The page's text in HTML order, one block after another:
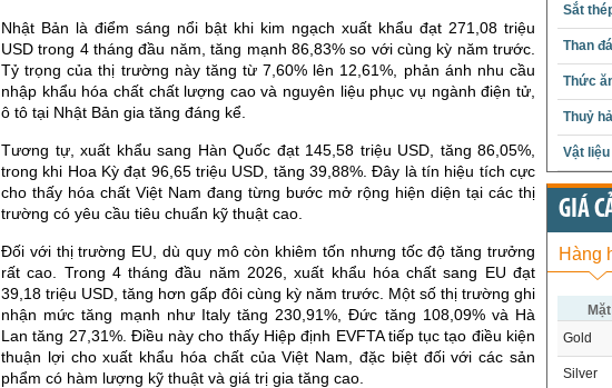
Nhật Bản là điểm sáng nổi bật khi kim ngạch xuất khẩu đạt 271,08 triệu
USD trong 4 tháng đầu năm, tăng mạnh 86,83% so với cùng kỳ năm trước.
Tỷ trọng của thị trường này tăng từ 7,60% lên 12,61%, phản ánh nhu cầu
nhập khẩu hóa chất chất lượng cao và nguyên liệu phục vụ ngành điện tử,
ô tô tại Nhật Bản gia tăng đáng kể.
Tương tự, xuất khẩu sang Hàn Quốc đạt 145,58 triệu USD, tăng 86,05%,
trong khi Hoa Kỳ đạt 96,65 triệu USD, tăng 39,88%. Đây là tín hiệu tích cực
cho thấy hóa chất Việt Nam đang từng bước mở rộng hiện diện tại các thị
trường có yêu cầu tiêu chuẩn kỹ thuật cao.
Đối với thị trường EU, dù quy mô còn khiêm tốn nhưng tốc độ tăng trưởng
rất cao. Trong 4 tháng đầu năm 2026, xuất khẩu hóa chất sang EU đạt
39,18 triệu USD, tăng hơn gấp đôi cùng kỳ năm trước. Một số thị trường ghi
nhận mức tăng mạnh như Italy tăng 230,91%, Đức tăng 108,09% và Hà
Lan tăng 27,31%. Điều này cho thấy Hiệp định EVFTA tiếp tục tạo điều kiện
thuận lợi cho xuất khẩu hóa chất của Việt Nam, đặc biệt đối với các sản
phẩm có hàm lượng kỹ thuật và giá trị gia tăng cao.
Sắt
Than đá
Thức
Thuỷ
Vật
GIÁ
Hàng
Gold
Silver